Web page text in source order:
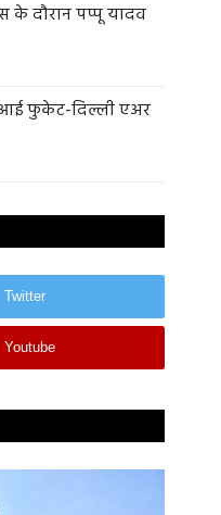
के दौरान पप्पू यादव
फुकेट-दिल्ली एअर
Twitter
Youtube